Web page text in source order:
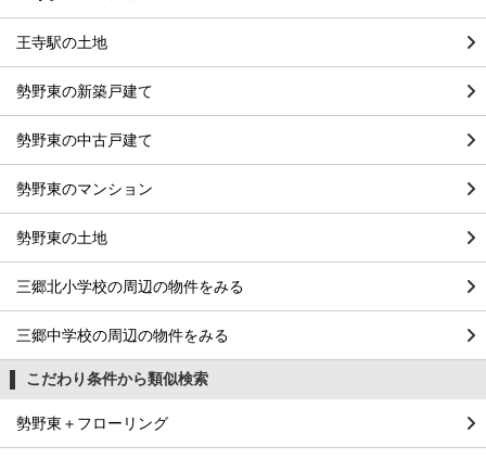
王寺駅の土地
勢野東の新築戸建て
勢野東の中古戸建て
勢野東のマンション
勢野東の土地
三郷北小学校の周辺の物件をみる
三郷中学校の周辺の物件をみる
こだわり条件から類似検索
勢野東＋フローリング